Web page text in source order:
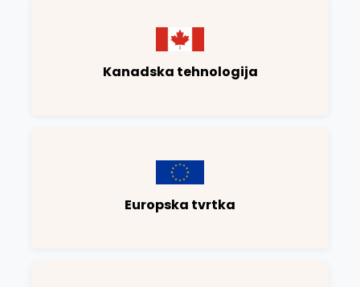
Kanadska tehnologija
Europska tvrtka